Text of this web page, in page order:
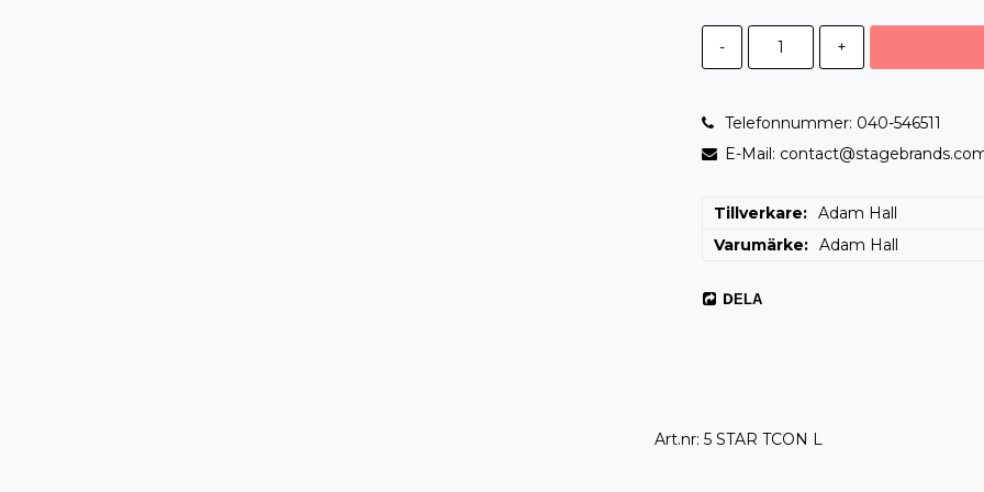
- +
Telefonnummer: 040-546511
E-Mail:
Tillverkare
Adam Hall
Varumärke
Adam Hall
DELA
Art.nr: 5 STAR TCON L